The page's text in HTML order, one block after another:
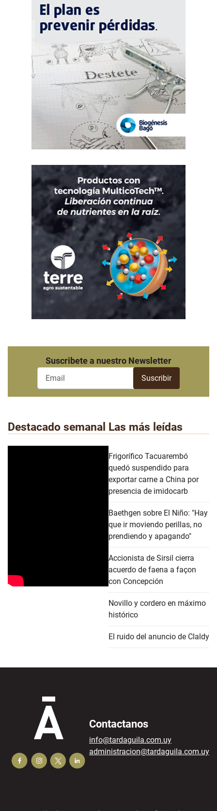
Suscribete a nuestro Newsletter
Destacado semanal Las más leídas
Frigorífico Tacuarembó
quedó suspendido para
exportar carne a China por
presencia de imidocarb
Baethgen sobre El Niño: "Hay
que ir moviendo perillas, no
prendiendo y apagando"
Accionista de Sirsil cierra
acuerdo de faena a façon
con Concepción
Novillo y cordero en máximo
histórico
El ruido del anuncio de Claldy
Contactanos
info@tardaguila.com.uy
administracion@tardaguila.com.uy